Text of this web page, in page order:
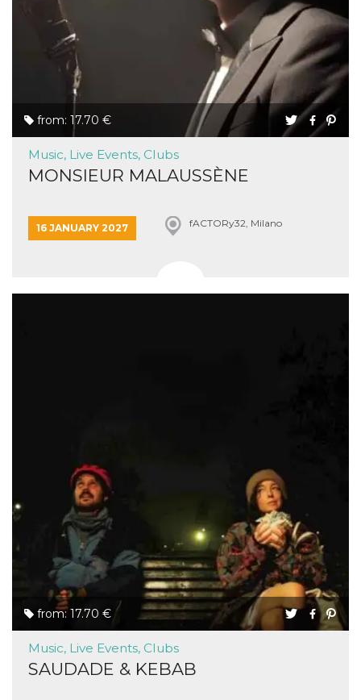
from: 17.70 €
Music, Live Events, Clubs
MONSIEUR MALAUSSÈNE
16 JANUARY 2027 fACTORy32, Milano
from: 17.70 €
Music, Live Events, Clubs
SAUDADE & KEBAB